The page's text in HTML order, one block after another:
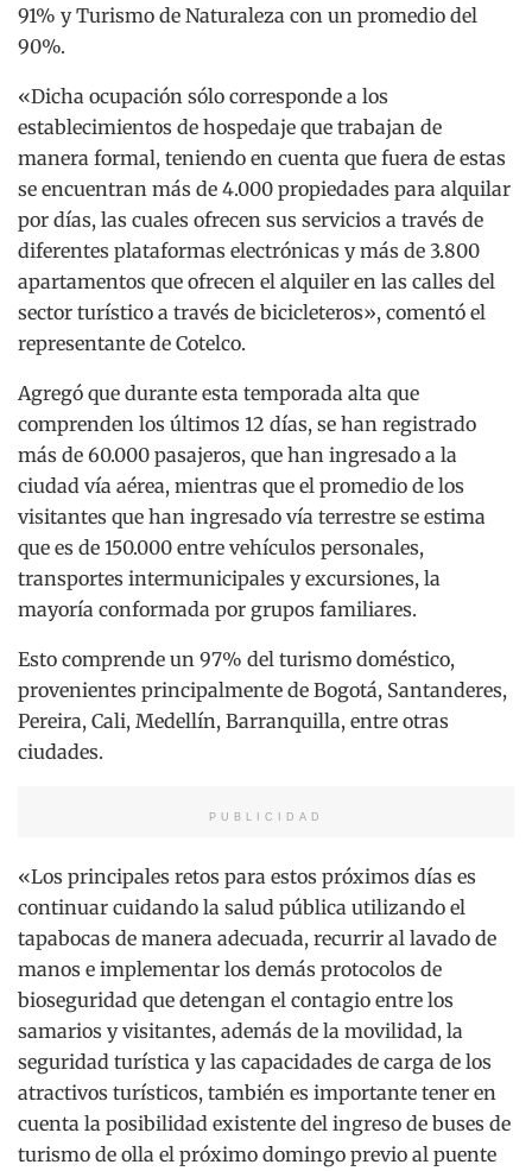
91% y Turismo de Naturaleza con un promedio del
90%.
«Dicha ocupación sólo corresponde a los
establecimientos de hospedaje que trabajan de
manera formal, teniendo en cuenta que fuera de estas
se encuentran más de 4.000 propiedades para alquilar
por días, las cuales ofrecen sus servicios a través de
diferentes plataformas electrónicas y más de 3.800
apartamentos que ofrecen el alquiler en las calles del
sector turístico a través de bicicleteros», comentó el
representante de Cotelco.
Agregó que durante esta temporada alta que
comprenden los últimos 12 días, se han registrado
más de 60.000 pasajeros, que han ingresado a la
ciudad vía aérea, mientras que el promedio de los
visitantes que han ingresado vía terrestre se estima
que es de 150.000 entre vehículos personales,
transportes intermunicipales y excursiones, la
mayoría conformada por grupos familiares.
Esto comprende un 97% del turismo doméstico,
provenientes principalmente de Bogotá, Santanderes,
Pereira, Cali, Medellín, Barranquilla, entre otras
ciudades.
PUBLICIDAD
«Los principales retos para estos próximos días es
continuar cuidando la salud pública utilizando el
tapabocas de manera adecuada, recurrir al lavado de
manos e implementar los demás protocolos de
bioseguridad que detengan el contagio entre los
samarios y visitantes, además de la movilidad, la
seguridad turística y las capacidades de carga de los
atractivos turísticos, también es importante tener en
cuenta la posibilidad existente del ingreso de buses de
turismo de olla el próximo domingo previo al puente